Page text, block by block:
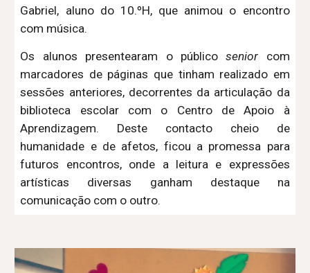
Gabriel, aluno do 10.ºH, que animou o encontro
com música.
Os alunos presentearam o públicosenior com
marcadores de páginas que tinham realizado em
sessões anteriores, decorrentes da articulação da
biblioteca escolar com o Centro de Apoio à
Aprendizagem. Deste contacto cheio de
humanidade e de afetos, ficou a promessa para
futuros encontros, onde a leitura e expressões
artísticas diversas ganham destaque na
comunicação com o outro.